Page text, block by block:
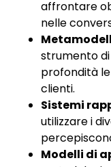
affrontare
nelle
strumento
profondità le
clienti.
Sistemi
utilizzare i
Modelli di